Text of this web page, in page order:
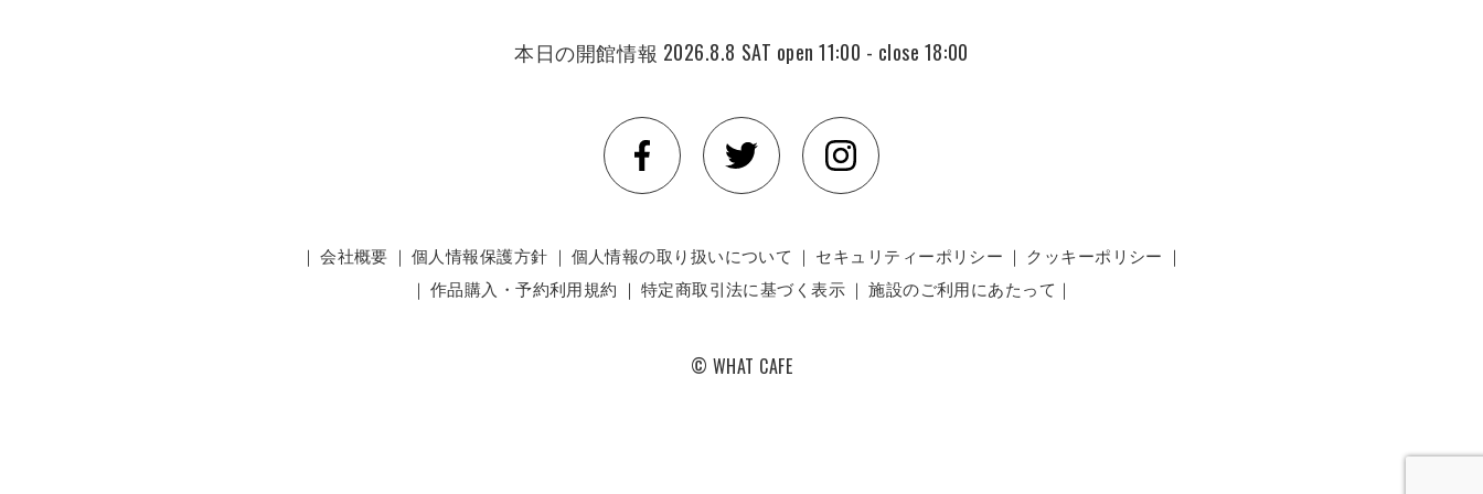
本日の開館情報 2026.8.8 SAT open 11:00 - close 18:00
｜会社概要 ｜ 個人情報保護方針 ｜ 個人情報の取り扱いについて ｜ セキュリティーポリシー ｜ クッキーポリシー ｜
｜ 作品購入・予約利用規約 ｜ 特定商取引法に基づく表示 ｜施設のご利用にあたって ｜
© WHAT CAFE